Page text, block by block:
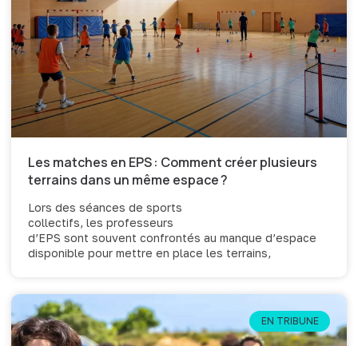
Les matches en EPS : Comment créer plusieurs
terrains dans un même espace ?
Lors des séances de sports
collectifs, les professeurs
d’EPS sont souvent confrontés au manque d’espace
disponible pour mettre en place les terrains,
EN TRIBUNE